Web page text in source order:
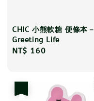
CHIC 小熊軟糖 便條本－
Greeting Life
Regular
NT$ 160